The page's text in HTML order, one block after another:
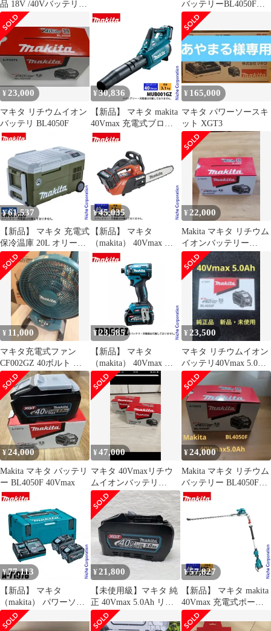
品 18V /40Vバッテリー
兼用 災害対策
バッテリーBL4050F
40Vmax 5.0Ah
¥ 23,000
マキタ リチウムイオン
バッテリ BL4050F
¥ 30,836
【新品】 マキタ makita
40Vmax 充電式ブロワ
本体のみ MUB001GZ
売り ブロア バッテリー
式 ブロワ 電動 防水 純
正 ハンディ
¥ 165,000
マキタ パワーソースキ
ット XGT3
¥61,537
【新品】 マキタ 充電式
保冷温庫 20L オリーブ
本体のみ CW001GZO
40V 18V バッテリ・充
電器別売 クーラーボッ
クス 保冷庫 保温庫 ア
ウトドア キャンプ 車中
泊 純正
¥45,035
【新品】 マキタ
（makita） 40Vmax 充
電式チェンソー 25cm
80TXL-46E 本体のみ
MUC031GZR2 チェンソ
ー バッテリー式 充電式
¥22,000
Makita マキタ リチウム
イオンバッテリー
BL4050F
¥ 11,000
マキタ充電式ファン
CF002GZ 40ボルト 中
古 美品￼
¥23,585
【新品】 マキタ
（makita） 40Vmax 充
電式インパクトドライ
バ 本体のみ TD003GZ
電動ドライバー 電動 イ
ンパクト
¥ 23,500
マキタ リチウムイオン
バッテリ40Vmax 5.0Ah
BL4050F
¥24,000
Makita マキタ バッテリ
ー BL4050F 40Vmax
¥47,000
マキタ 40Vmaxリチウ
ムイオンバッテリ
BL4050F 新品未使用品
2台
¥24,000
Makita マキタ リチウム
バッテリー BL4050F
40Vmax
¥ 77,113
【新品】 マキタ
（makita） パワーソー
スキット XGT3 A-
71978 バッテリー2個 急
¥21,800
【未使用級】マキタ 純
正 40Vmax 5.0Ah リチ
ウムイオンバッテリー
¥57,827
【新品】 マキタ makita
40Vmax 充電式ポール
ヘッジトリマ 刃物長
600mm 本体のみ